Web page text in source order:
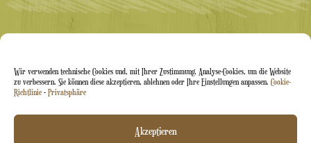
Wir verwenden technische Cookies und, mit Ihrer Zustimmung, Analyse-Cookies, um die Website
zu verbessern. Sie können diese akzeptieren, ablehnen oder Ihre Einstellungen anpassen. Cookie-
Richtlinie - Privatsphäre
Akzeptieren
Arti&Inventive ® 2005–2026 | USt-IdNr. 05070120877 |